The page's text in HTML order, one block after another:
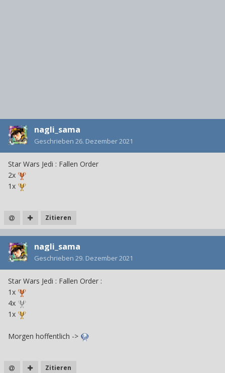
nagli_sama
Geschrieben 26. Dezember 2021
Star Wars Jedi : Fallen Order
2x
1x
Zitieren
nagli_sama
Geschrieben 29. Dezember 2021
Star Wars Jedi : Fallen Order :
1x
4x
1x
Morgen hoffentlich ->
Zitieren